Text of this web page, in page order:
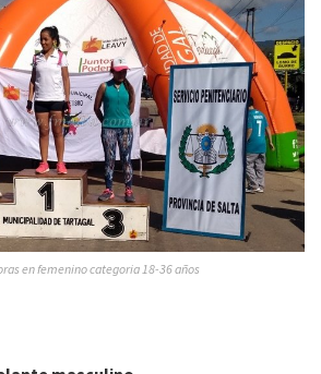
en femenino categoria 18-36 años